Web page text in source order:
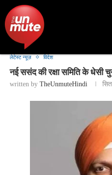
लेटेस्ट न्यूज़ विदेश
नई ससंद की रक्षा समिति के धेसी
written by TheUnmuteHindi